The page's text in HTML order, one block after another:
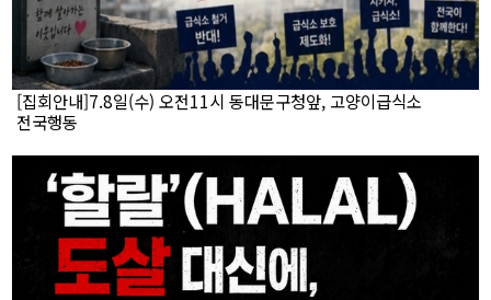
[집회안내]7.8일(수) 오전11시 동대문구청앞, 고양이급식소
전국행동